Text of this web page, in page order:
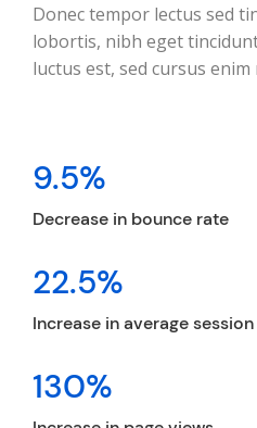
Donec tempor lectus sed
lobortis, nibh eget
luctus est, sed cursus enim
9.5%
Decrease in bounce rate
22.5%
Increase in average
130%